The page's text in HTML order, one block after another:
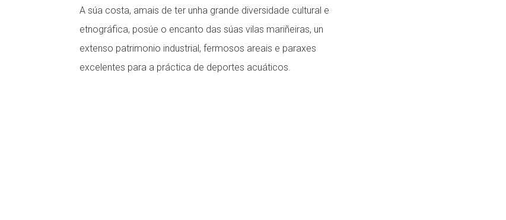
A súa costa, amais de ter unha grande diversidade cultural e
etnográfica, posúe o encanto das súas vilas mariñeiras, un
extenso patrimonio industrial, fermosos areais e paraxes
excelentes para a práctica de deportes acuáticos.